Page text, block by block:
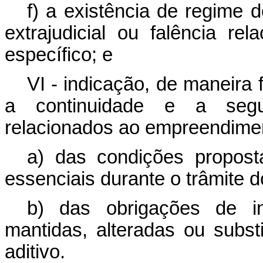
f) a existência de regime
extrajudicial ou falência
específico; e
VI - indicação, de maneira
a continuidade e a
relacionados ao
a) das condições
essenciais durante o trâmite
b) das obrigações de
mantidas, alteradas ou
aditivo.